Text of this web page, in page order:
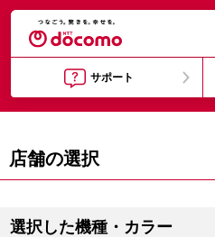
サポート
店舗の選択
選択した機種・カラー